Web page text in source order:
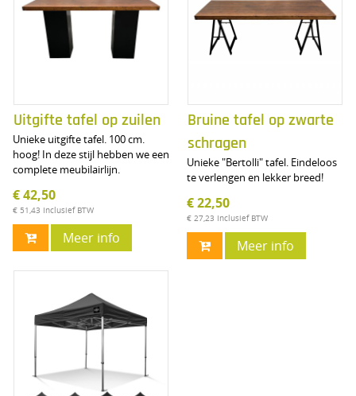
Uitgifte tafel op zuilen
Unieke uitgifte tafel. 100 cm.
hoog! In deze stijl hebben we een
complete meubilairlijn.
€ 42,50
€ 51,43 Inclusief BTW
Meer info
Bruine tafel op zwarte
schragen
Unieke "Bertolli" tafel. Eindeloos
te verlengen en lekker breed!
€ 22,50
€ 27,23 Inclusief BTW
Meer info